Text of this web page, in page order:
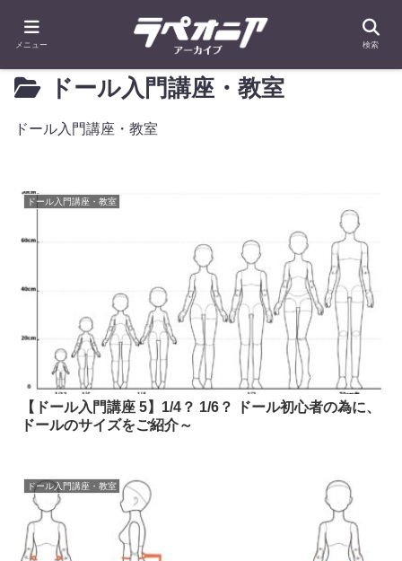
ドール入門講座・教室
ドール入門講座・教室
ドール入門講座・教室
【ドール入門講座 5】1/4？ 1/6？ ドール初心者の為に、
ドールのサイズをご紹介～
ドール入門講座・教室
メニュー 検索